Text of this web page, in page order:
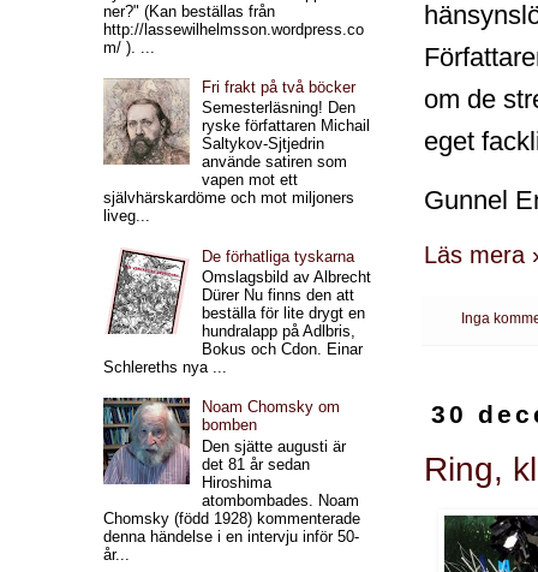
om de
eget
Gunnel
Läs mera
Inga
30
Ring,
ner?" (Kan beställas från
http://lassewilhelmsson.wordpress.co
m/ ). ...
Fri frakt på två böcker
Semesterläsning! Den
ryske författaren Michail
Saltykov-Sjtjedrin
använde satiren som
vapen mot ett
självhärskardöme och mot miljoners
liveg...
De förhatliga tyskarna
Omslagsbild av Albrecht
Dürer Nu finns den att
beställa för lite drygt en
hundralapp på Adlbris,
Bokus och Cdon. Einar
Schlereths nya ...
Noam Chomsky om
bomben
Den sjätte augusti är
det 81 år sedan
Hiroshima
atombombades. Noam
Chomsky (född 1928) kommenterade
denna händelse i en intervju inför 50-
år...